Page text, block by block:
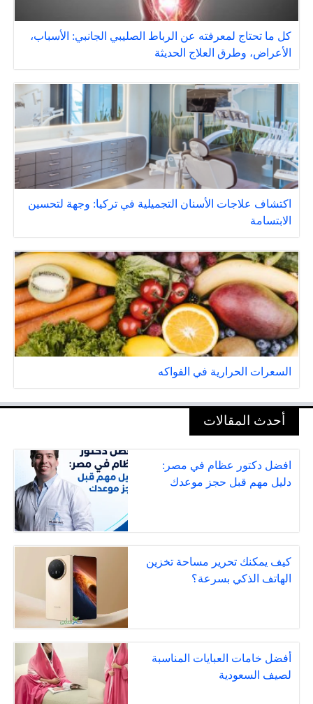
كل ما تحتاج لمعرفته عن الرباط الصليبي الجانبي: الأسباب،
الأعراض، وطرق العلاج الحديثة
اكتشاف علاجات الأسنان التجميلية في تركيا: وجهة لتحسين
الابتسامة
السعرات الحرارية في الفواكه
أحدث المقالات
افضل دكتور عظام في مصر:
دليل مهم قبل حجز موعدك
كيف يمكنك تحرير مساحة تخزين
الهاتف الذكي بسرعة؟
أفضل خامات العبايات المناسبة
لصيف السعودية